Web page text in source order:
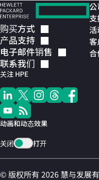
购买方式
产品支持
电子邮件销售
联系我们
关注 HPE
动画和动态效果
关闭 打开
公
© 版权所有 2026 慧与发展